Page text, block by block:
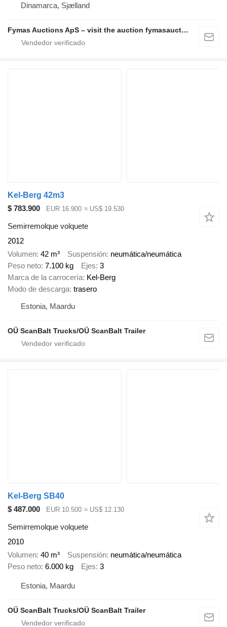
Dinamarca, Sjælland
Fymas Auctions ApS – visit the auction fymasauctions.dk
Kel-Berg 42m3
$ 783.900
EUR 16.900 ≈ US$ 19.530
Semirremolque volquete
2012
Volumen 42 m³ Suspensión neumática/neumática
Peso neto 7.100 kg Ejes 3
Marca de la carrocería Kel-Berg
Modo de descarga trasero
Estonia, Maardu
OÜ ScanBalt Trucks/OÜ ScanBalt Trailer
Kel-Berg SB40
$ 487.000
EUR 10.500 ≈ US$ 12.130
Semirremolque volquete
2010
Volumen 40 m³ Suspensión neumática/neumática
Peso neto 6.000 kg Ejes 3
Estonia, Maardu
OÜ ScanBalt Trucks/OÜ ScanBalt Trailer